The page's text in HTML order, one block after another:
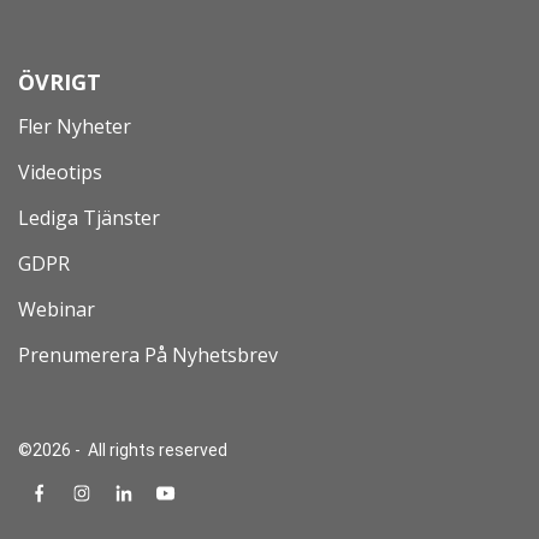
ÖVRIGT
Fler Nyheter
Videotips
Lediga Tjänster
GDPR
Webinar
Prenumerera På Nyhetsbrev
©2026 - All rights reserved